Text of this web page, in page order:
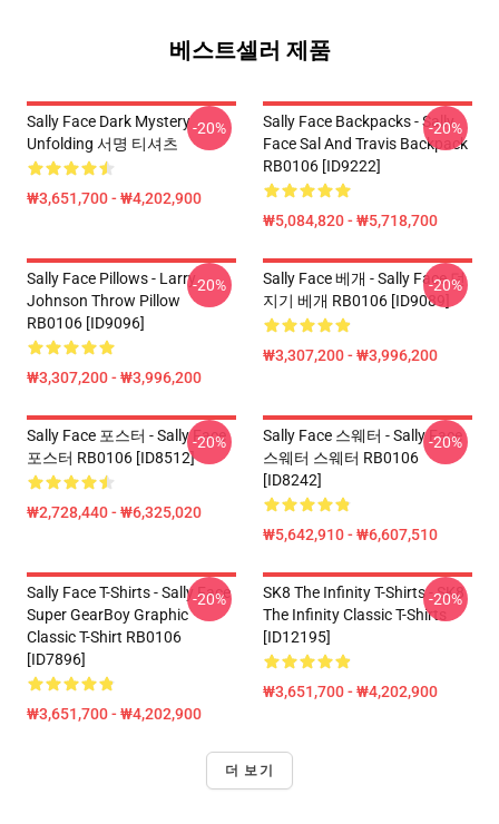
베스트셀러 제품
Sally Face Dark Mystery
Unfolding 서명 티셔츠
₩3,651,700 - ₩4,202,900
-20%
Sally Face Backpacks - Sally
Face Sal And Travis Backpack
RB0106 [ID9222]
₩5,084,820 - ₩5,718,700
-20%
Sally Face Pillows - Larry
Johnson Throw Pillow
RB0106 [ID9096]
₩3,307,200 - ₩3,996,200
-20%
Sally Face 베개 - Sally Face 던
지기 베개 RB0106 [ID9089]
₩3,307,200 - ₩3,996,200
-20%
Sally Face 포스터 - Sally Face
포스터 RB0106 [ID8512]
₩2,728,440 - ₩6,325,020
-20%
Sally Face 스웨터 - Sally Face
스웨터 스웨터 RB0106
[ID8242]
₩5,642,910 - ₩6,607,510
-20%
Sally Face T-Shirts - Sally Face
Super GearBoy Graphic
Classic T-Shirt RB0106
[ID7896]
₩3,651,700 - ₩4,202,900
-20%
SK8 The Infinity T-Shirts - SK8
The Infinity Classic T-Shirts
[ID12195]
₩3,651,700 - ₩4,202,900
-20%
더 보기